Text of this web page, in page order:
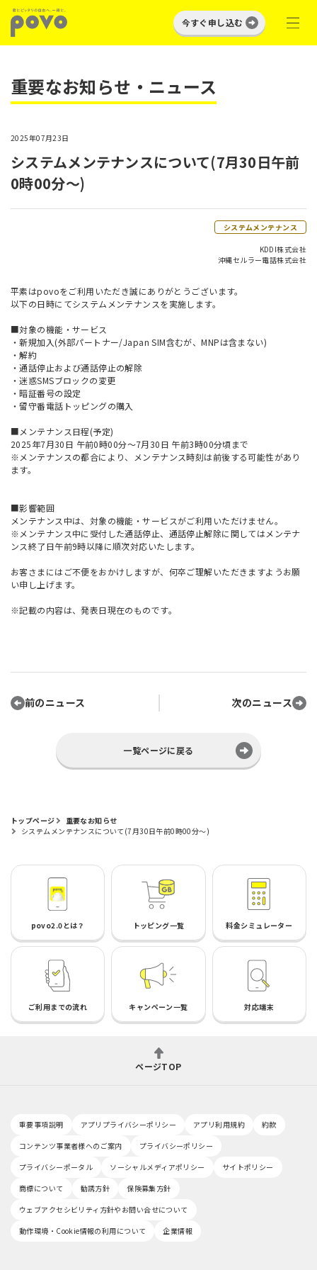
今すぐ申し込む
重要なお知らせ・ニュース
2025年07月23日
システムメンテナンスについて(7月30日午前
0時00分～)
システムメンテナンス
KDDI株式会社
沖縄セルラー電話株式会社
平素はpovoをご利用いただき誠にありがとうございます。
以下の日時にてシステムメンテナンスを実施します。
■対象の機能・サービス
・新規加入(外部パートナー/Japan SIM含むが、MNPは含まない)
・解約
・通話停止および通話停止の解除
・迷惑SMSブロックの変更
・暗証番号の設定
・留守番電話トッピングの購入
■メンテナンス日程(予定)
2025年7月30日 午前0時00分～7月30日 午前3時00分頃まで
※メンテナンスの都合により、メンテナンス時刻は前後する可能性があり
ます。
■影響範囲
メンテナンス中は、対象の機能・サービスがご利用いただけません。
※メンテナンス中に受付した通話停止、通話停止解除に関してはメンテナ
ンス終了日午前9時以降に順次対応いたします。
お客さまにはご不便をおかけしますが、何卒ご理解いただきますようお願
い申し上げます。
※記載の内容は、発表日現在のものです。
前のニュース 次のニュース
一覧ページに戻る
トップページ
重要なお知らせ
システムメンテナンスについて(7月30日午前0時00分～)
povo2.0とは？ トッピング一覧 料金シミュレーター
ご利用までの流れ キャンペーン一覧 対応端末
ページTOP
重要事項説明 アプリプライバシーポリシー アプリ利用規約
約款
コンテンツ事業者様へのご案内
プライバシーポリシー
プライバシーポータル
ソーシャルメディアポリシー
サイトポリシー
商標について
勧誘方針
保険募集方針
ウェブアクセシビリティ方針やお問い合せについて
動作環境・Cookie情報の利用について
企業情報